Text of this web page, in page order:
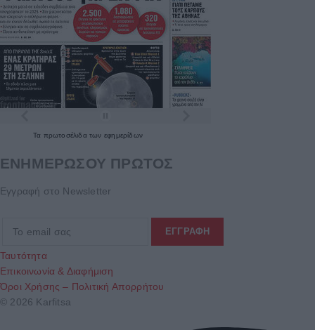
Τα πρωτοσέλιδατων εφημερίδων
ΕΝΗΜΕΡΩΣΟΥ ΠΡΩΤΟΣ
Εγγραφή στο Newsletter
Ταυτότητα
Επικοινωνία & Διαφήμιση
Όροι Χρήσης – Πολιτική Απορρήτου
© 2026 Karfitsa